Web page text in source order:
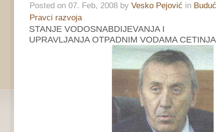
Posted on 07. Feb, 2008 by Vesko Pejović in
Pravci razvoja
STANJE VODOSNABDIJEVANJA I
UPRAVLJANJA OTPADNIM VODAMA CETINJA